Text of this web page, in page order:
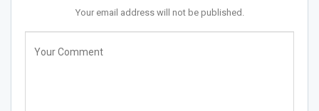
Your email address will not be published.